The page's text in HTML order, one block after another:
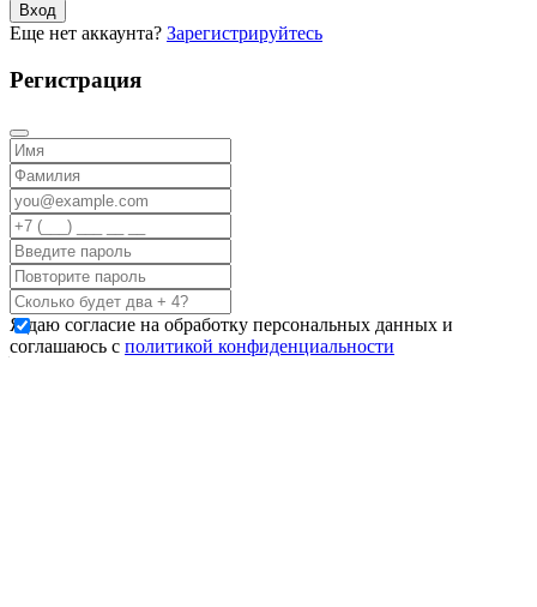
Вход
Еще нет аккаунта? Зарегистрируйтесь
Регистрация
Я даю согласие на обработку персональных данных и
соглашаюсь с политикой конфиденциальности